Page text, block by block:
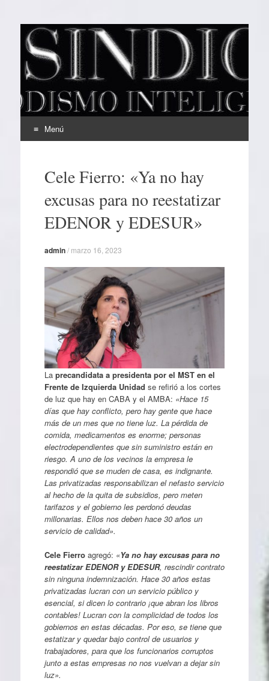
EL SINDICAL
Periodismo Inteligente
Menú
contenidoCele Fierro: «Ya no hay
excusas para no reestatizar
EDENOR y EDESUR»
admin/ marzo 16, 2023
La precandidata a presidenta por el MST en el
Frente de Izquierda Unidad se refirió a los cortes
de luz que hay en CABA y el AMBA: «Hace 15
días que hay conflicto, pero hay gente que hace
más de un mes que no tiene luz. La pérdida de
comida, medicamentos es enorme; personas
electrodependientes que sin suministro están en
riesgo. A uno de los vecinos la empresa le
respondió que se muden de casa, es indignante.
Las privatizadas responsabilizan el nefasto servicio
al hecho de la quita de subsidios, pero meten
tarifazos y el gobierno les perdonó deudas
millonarias. Ellos nos deben hace 30 años un
servicio de calidad».
Cele Fierroagregó: «Ya no hay excusas para no
reestatizar EDENOR y EDESUR, rescindir contrato
sin ninguna indemnización. Hace 30 años estas
privatizadas lucran con un servicio público y
esencial, si dicen lo contrario ¡que abran los libros
contables! Lucran con la complicidad de todos los
gobiernos en estas décadas. Por eso, se tiene que
estatizar y quedar bajo control de usuarios y
trabajadores, para que los funcionarios corruptos
junto a estas empresas no nos vuelvan a dejar sin
luz».